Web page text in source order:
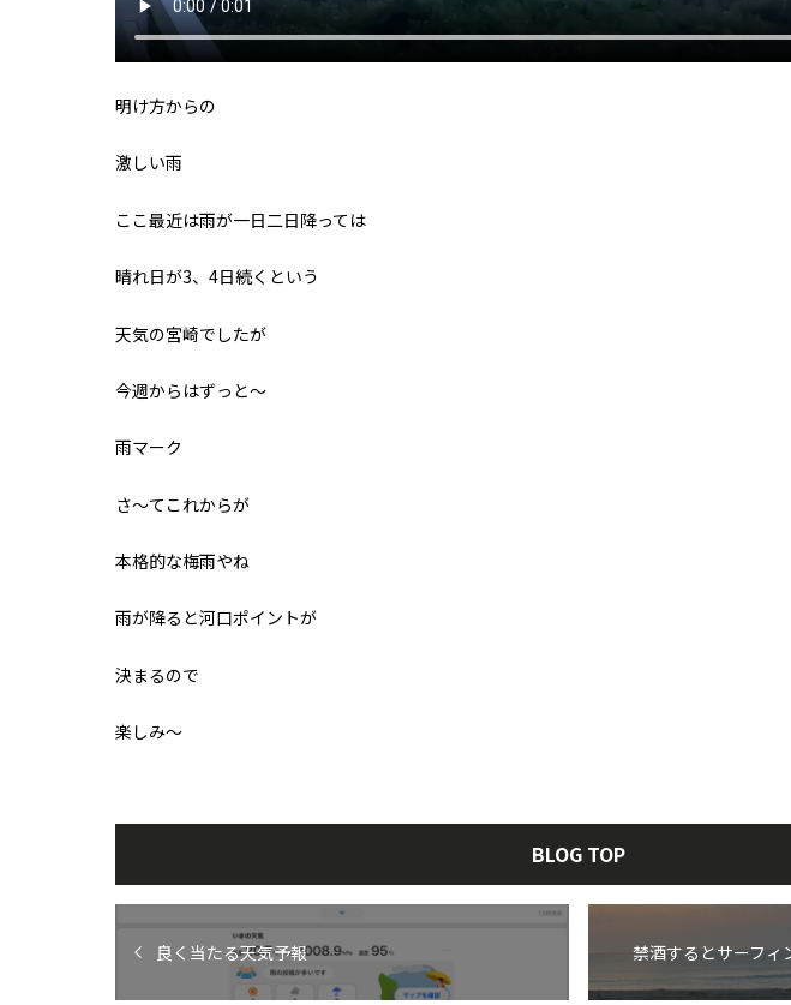
明け方からの
激しい雨
ここ最近は雨が一日二日降っては
晴れ日が3、4日続くという
天気の宮崎でしたが
今週からはずっと〜
雨マーク
さ〜てこれからが
本格的な梅雨やね
雨が降ると河口ポイントが
決まるので
楽しみ〜
BLOG TOP
良く当たる天気予報 禁酒するとサーフィ